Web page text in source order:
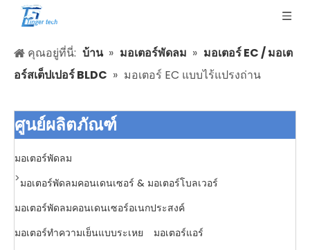
คุณอยู่ที่นี่: บ้าน » มอเตอร์พัดลม » มอเตอร์ EC / มอเต
อร์สเต็ปเปอร์ BLDC » มอเตอร์ EC แบบไร้แปรงถ่าน
ศูนย์ผลิตภัณฑ์
มอเตอร์พัดลม
>มอเตอร์พัดลมคอนเดนเซอร์ & มอเตอร์โบลเวอร์
มอเตอร์พัดลมคอนเดนเซอร์อเนกประสงค์
มอเตอร์ทำความเย็นแบบระเหย
มอเตอร์แอร์